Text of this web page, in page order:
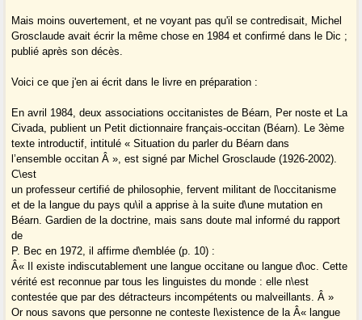
Mais moins ouvertement, et ne voyant pas qu'il se contredisait, Michel
Grosclaude avait écrir la même chose en 1984 et confirmé dans le Dic ;
publié après son décès.
Voici ce que j'en ai écrit dans le livre en préparation :
En avril 1984, deux associations occitanistes de Béarn, Per noste et La
Civada, publient un Petit dictionnaire français-occitan (Béarn). Le 3ème
texte introductif, intitulé « Situation du parler du Béarn dans
l’ensemble occitan Â », est signé par Michel Grosclaude (1926-2002).
C\est
un professeur certifié de philosophie, fervent militant de l\occitanisme
et de la langue du pays qu\il a apprise à la suite d\une mutation en
Béarn. Gardien de la doctrine, mais sans doute mal informé du rapport
de
P. Bec en 1972, il affirme d\emblée (p. 10) :
Â« Il existe indiscutablement une langue occitane ou langue d\oc. Cette
vérité est reconnue par tous les linguistes du monde : elle n\est
contestée que par des détracteurs incompétents ou malveillants. Â »
Or nous savons que personne ne conteste l\existence de la Â« langue